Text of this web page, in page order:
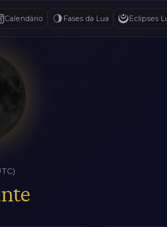
Calendário Fases da Lua Eclipses